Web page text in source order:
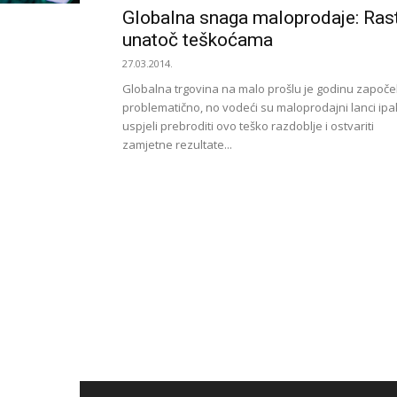
Globalna snaga maloprodaje:
unatoč teškoćama
27.03.2014.
Globalna trgovina na malo prošlu je godinu
problematično, no vodeći su maloprodajni lanci
uspjeli prebroditi ovo teško razdoblje i ostvariti
zamjetne rezultate...